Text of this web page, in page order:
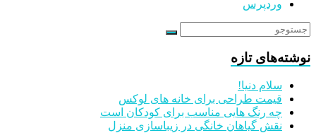
وردپرس
نوشته‌های تازه
سلام دنیا!
قیمت طراحی برای خانه های لوکس
چه رنگ هایی مناسب برای کودکان است
نقش گیاهان خانگی در زیباسازی منزل